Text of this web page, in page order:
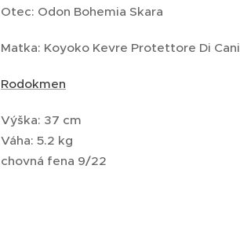
Otec: Odon Bohemia Skara
Matka: Koyoko Kevre Protettore Di Cani
Rodokmen
Výška: 37 cm
Váha: 5.2 kg
chovná fena 9/22